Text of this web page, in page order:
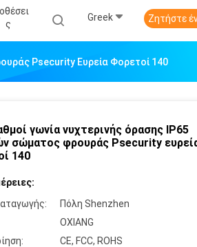
Σ
Greek Ζητήστε
Psecurity Ευρεία Φορετοί 140
γωνία νυχτερινής όρασης IP65
σώματος φρουράς Psecurity
140
Πόλη Shenzhen
OXIANG
CE, FCC, ROHS